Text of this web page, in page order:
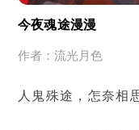
今夜魂途漫漫
作者：流光月色
人鬼殊途，怎奈相